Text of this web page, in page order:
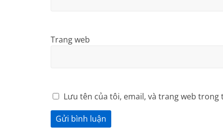
Trang web
Lưu tên của tôi, email, và trang web